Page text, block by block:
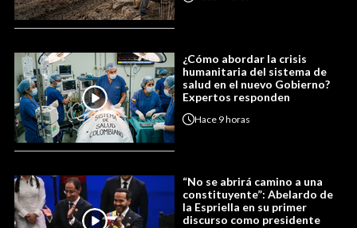
¿Cómo abordar la crisis
humanitaria del sistema de
salud en el nuevo Gobierno?
Expertos responden
Hace 9 horas
“No se abrirá camino a una
constituyente”: Abelardo de
la Espriella en su primer
discurso como presidente